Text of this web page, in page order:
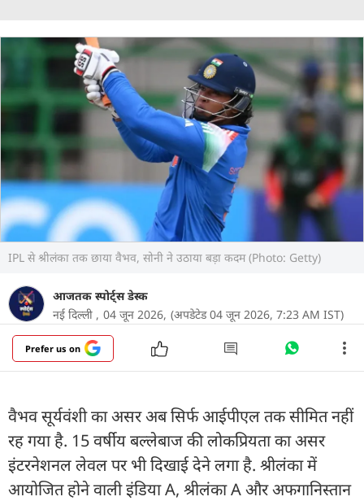
IPL से श्रीलंका तक छाया वैभव, सोनी ने उठाया बड़ा कदम (Photo: Getty)
आजतक स्पोर्ट्स डेस्क
नई दिल्ली , 04 जून 2026, (अपडेटेड 04 जून 2026, 7:23 AM IST)
Prefer us on
वैभव सूर्यवंशी का असर अब सिर्फ आईपीएल तक सीमित नहीं
रह गया है. 15 वर्षीय बल्लेबाज की लोकप्रियता का असर
इंटरनेशनल लेवल पर भी दिखाई देने लगा है. श्रीलंका में
आयोजित होने वाली इंड‍िया A, श्रीलंका A और अफगानिस्तान